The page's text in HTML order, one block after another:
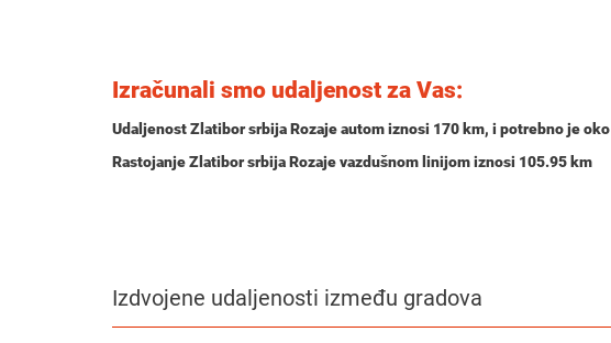
Izračunali smo udaljenost za Vas:
Udaljenost Zlatibor srbija Rozaje autom iznosi 170 km, i potrebno je oko
Rastojanje Zlatibor srbija Rozaje vazdušnom linijom iznosi 105.95 km
Izdvojene udaljenosti između gradova